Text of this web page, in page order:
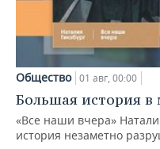
Общество 01 авг, 00:00
Большая история
«Все наши вчера»
история незаметно